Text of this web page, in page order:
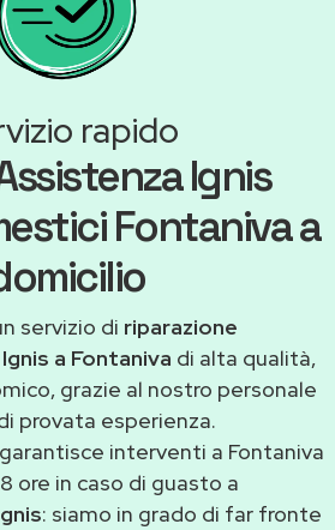
rapido
Ignis
Fontaniva a
servizio di riparazione
a Fontaniva di alta qualità,
grazie al nostro personale
provata esperienza.
interventi a Fontaniva
ore in caso di guasto a
: siamo in grado di far fronte